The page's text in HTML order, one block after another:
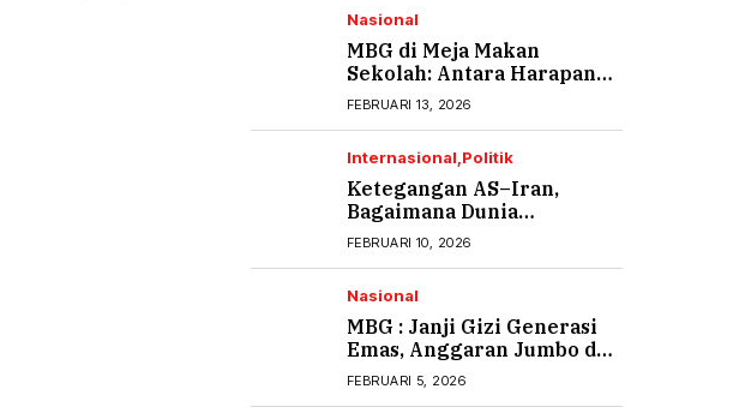
Nasional
MBG di Meja Makan
Sekolah: Antara Harapan
Gizi dan Rasa Cemas Orang
FEBRUARI 13, 2026
Internasional Politik
Ketegangan AS–Iran,
Bagaimana Dunia
Menyikapi?
FEBRUARI 10, 2026
Nasional
MBG : Janji Gizi Generasi
Emas, Anggaran Jumbo dan
Ancaman Keracunan
FEBRUARI 5, 2026